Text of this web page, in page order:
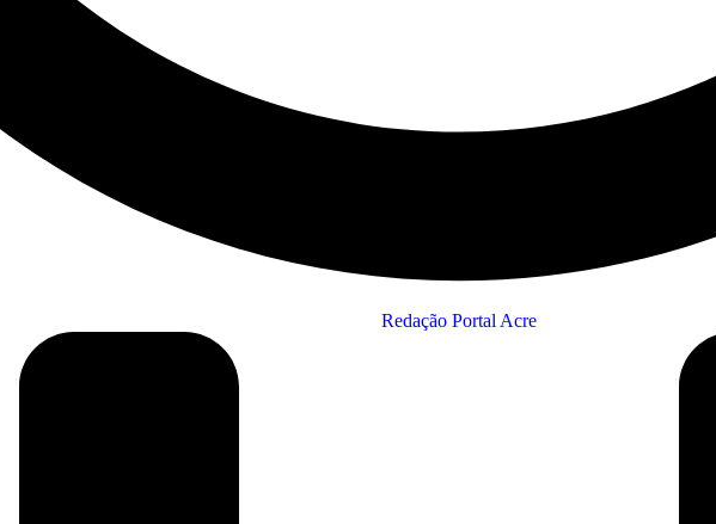
Redação Portal Acre